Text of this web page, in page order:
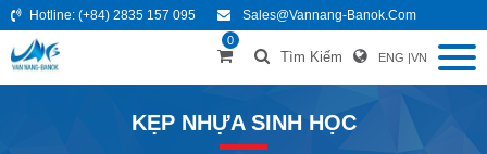
Hotline: (+84) 2835 157 095 Sales@vannang-Banok.com
0
Tìm Kiếm ENG |VN
KẸP NHỰA SINH HỌC